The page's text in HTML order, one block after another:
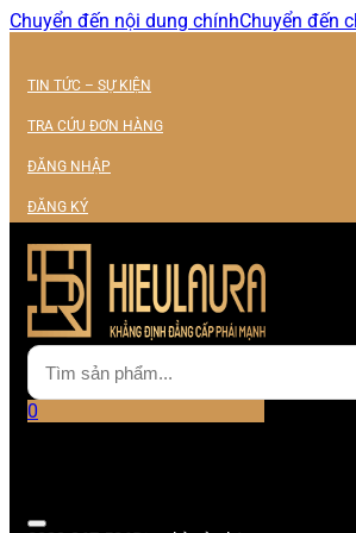
Chuyển đến nội dung chínhChuyển đến
TIN TỨC – SỰ KIỆN
TRA CỨU ĐƠN HÀNG
ĐĂNG NHẬP
ĐĂNG KÝ
0